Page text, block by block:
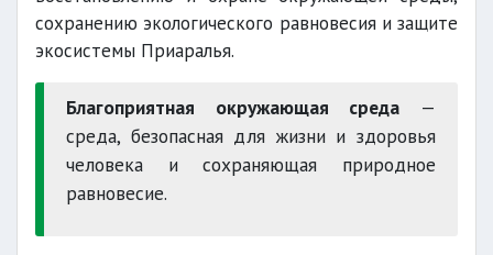
сохранению экологического равновесия и защите
экосистемы Приаралья.
Благоприятная окружающая среда —
среда, безопасная для жизни и здоровья
человека и сохраняющая природное
равновесие.